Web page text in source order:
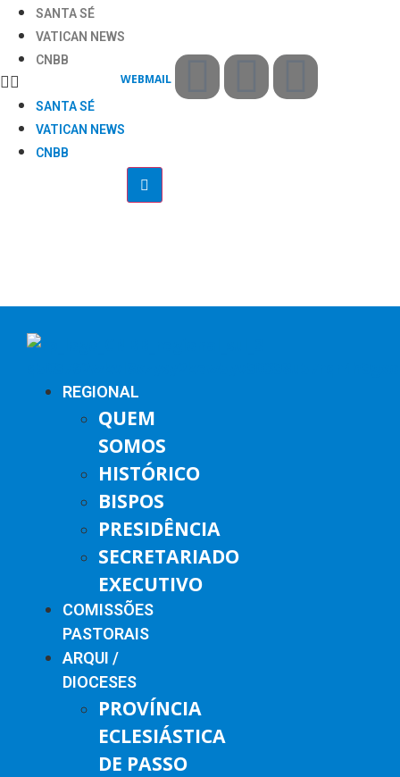
SANTA SÉ
VATICAN NEWS
CNBB
SANTA SÉ
VATICAN NEWS
CNBB
WEBMAIL
REGIONAL
QUEM
SOMOS
HISTÓRICO
BISPOS
PRESIDÊNCIA
SECRETARIADO
EXECUTIVO
COMISSÕES
PASTORAIS
ARQUI /
DIOCESES
PROVÍNCIA
ECLESIÁSTICA
DE PASSO